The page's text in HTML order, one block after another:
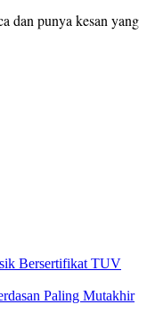
dan punya kesan yang
Bersertifikat TUV
Paling Mutakhir